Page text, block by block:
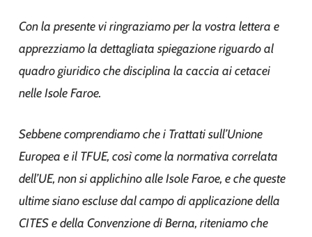
Con la presente vi ringraziamo per la vostra lettera e
apprezziamo la dettagliata spiegazione riguardo al
quadro giuridico che disciplina la caccia ai cetacei
nelle Isole Faroe.
Sebbene comprendiamo che i Trattati sull’Unione
Europea e il TFUE, così come la normativa correlata
dell’UE, non si applichino alle Isole Faroe, e che queste
ultime siano escluse dal campo di applicazione della
CITES e della Convenzione di Berna, riteniamo che